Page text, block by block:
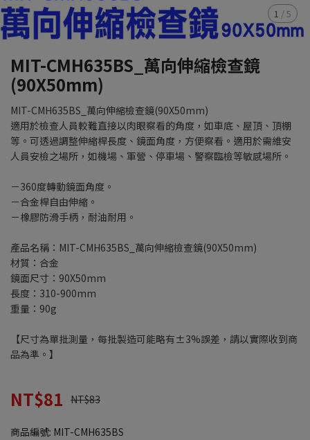
1 /5
MIT-CMH635BS_萬向伸縮檢查鏡
(90X50mm)
MIT-CMH635BS_萬向伸縮檢查鏡(90X50mm)
適用於檢查人員較難直接以肉眼察看的角度，如車底、屋頂、頂棚
等。可透過調整伸縮桿長度、鏡面角度，方便察看。適用於需維安
人員安檢之場所，如機場、軍營、停車場、警察臨檢等敏感場所。
－360度轉動鏡面角度。
－合金桿自由伸縮。
－橡膠防滑手柄，耐油耐用。
產品名稱：MIT-CMH635BS_萬向伸縮檢查鏡(90X50mm)
材質：合金
鏡面尺寸：90X50mm
長度：310-900mm
重量：90g
【尺寸為單批測量，每批製造可能略有±3%誤差，請以實際收到商
品為準。】
NT$81 NT$83
商品編號: MIT-CMH635BS